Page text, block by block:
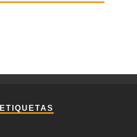
ETIQUETAS